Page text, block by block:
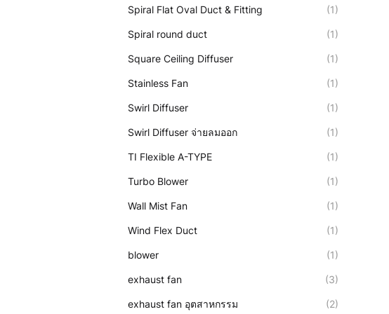
Spiral Flat Oval Duct & Fitting (1)
Spiral round duct (1)
Square Ceiling Diffuser (1)
Stainless Fan (1)
Swirl Diffuser (1)
Swirl Diffuser จ่ายลมออก (1)
TI Flexible A-TYPE (1)
Turbo Blower (1)
Wall Mist Fan (1)
Wind Flex Duct (1)
blower (1)
exhaust fan (3)
exhaust fan อุตสาหกรรม (2)